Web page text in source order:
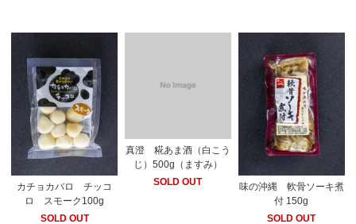
カチョカバロ チッコ
ロ スモーク100g
SOLD OUT
真澄 糀あま酒（白こう
じ）500g（ますみ）
SOLD OUT
味の沖縄 軟骨ソーキ煮
付 150g
SOLD OUT